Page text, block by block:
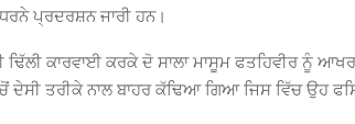
ਪ੍ਰਦਰਸ਼ਨ ਜਾਰੀ ਹਨ।
ਢਿੱਲੀ ਕਾਰਵਾਈ ਕਰਕੇ ਦੋ ਸਾਲਾ ਮਾਸੂਮ ਫਤਹਿਵੀਰ ਨੂੰ
ਦੇਸੀ ਤਰੀਕੇ ਨਾਲ ਬਾਹਰ ਕੱਢਿਆ ਗਿਆ ਜਿਸ ਵਿੱਚ ਉਹ